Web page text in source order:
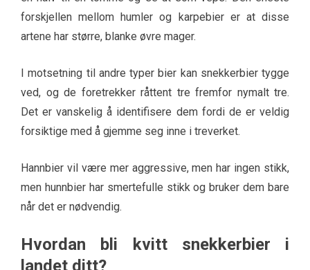
forskjellen mellom humler og karpebier er at disse
artene har større, blanke øvre mager.
I motsetning til andre typer bier kan snekkerbier tygge
ved, og de foretrekker råttent tre fremfor nymalt tre.
Det er vanskelig å identifisere dem fordi de er veldig
forsiktige med å gjemme seg inne i treverket.
Hannbier vil være mer aggressive, men har ingen stikk,
men hunnbier har smertefulle stikk og bruker dem bare
når det er nødvendig.
Hvordan bli kvitt snekkerbier i
landet ditt?